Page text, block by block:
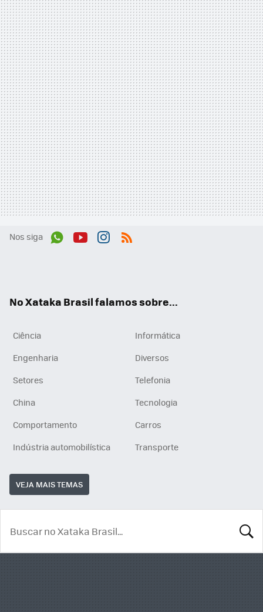
Nos siga
No Xataka Brasil falamos sobre...
Ciência
Informática
Engenharia
Diversos
Setores
Telefonia
China
Tecnologia
Comportamento
Carros
Indústria automobilística
Transporte
VEJA MAIS TEMAS